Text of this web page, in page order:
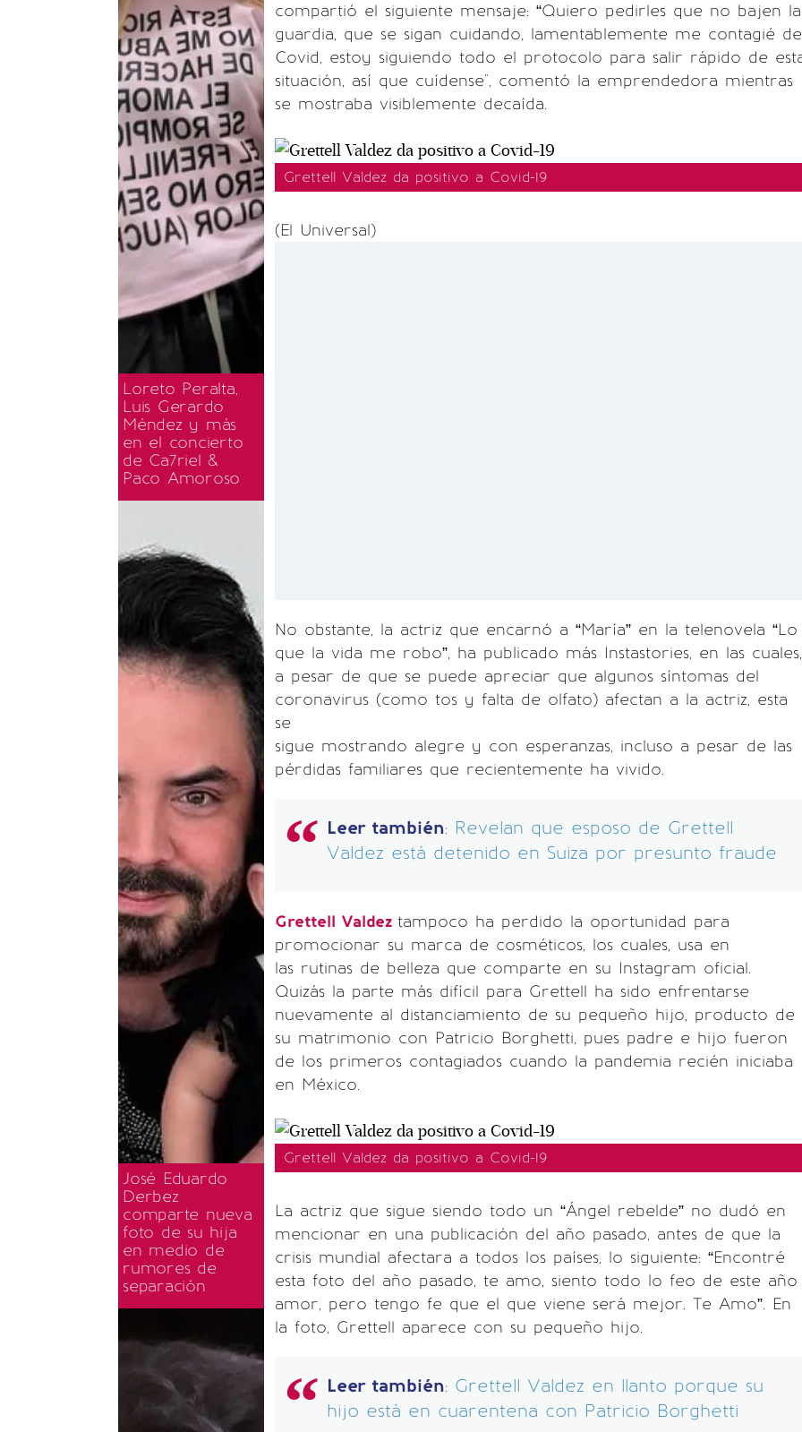
Loreto Peralta,
Luis Gerardo
Méndez y más
en el concierto
de Ca7riel &
Paco Amoroso
José Eduardo
Derbez
comparte nueva
foto de su hija
en medio de
rumores de
separación
compartió el siguiente mensaje: “Quiero pedirles que no bajen la
guardia, que se sigan cuidando, lamentablemente me contagié de
Covid, estoy siguiendo todo el protocolo para salir rápido de
situación, así que cuídense", comentó la emprendedora mientras
se mostraba visiblemente decaída.
Grettell Valdez da positivo a Covid-19
(El Universal)
No obstante, la actriz que encarnó a “María” en la telenovela “Lo
que la vida me robo”, ha publicado más Instastories, en las cuales,
a pesar de que se puede apreciar que algunos síntomas del
coronavirus (como tos y falta de olfato) afectan a la actriz, esta
se
sigue mostrando alegre y con esperanzas, incluso a pesar de las
pérdidas familiares que recientemente ha vivido.
Leer también: Revelan que esposo de Grettell
Valdez está detenido en Suiza por presunto fraude
Grettell Valdez tampoco ha perdido la oportunidad para
promocionar su marca de cosméticos, los cuales, usa en
las rutinas de belleza que comparte en su Instagram oficial.
Quizás la parte más difícil para Grettell ha sido enfrentarse
nuevamente al distanciamiento de su pequeño hijo, producto de
su matrimonio con Patricio Borghetti, pues padre e hijo fueron
de los primeros contagiados cuando la pandemia recién iniciaba
en México.
Grettell Valdez da positivo a Covid-19
La actriz que sigue siendo todo un “Ángel rebelde” no dudó en
mencionar en una publicación del año pasado, antes de que la
crisis mundial afectara a todos los países, lo siguiente: “Encontré
esta foto del año pasado, te amo, siento todo lo feo de este año
amor, pero tengo fe que el que viene será mejor. Te Amo”. En
la foto, Grettell aparece con su pequeño hijo.
Leer también: Grettell Valdez en llanto porque su
hijo está en cuarentena con Patricio Borghetti